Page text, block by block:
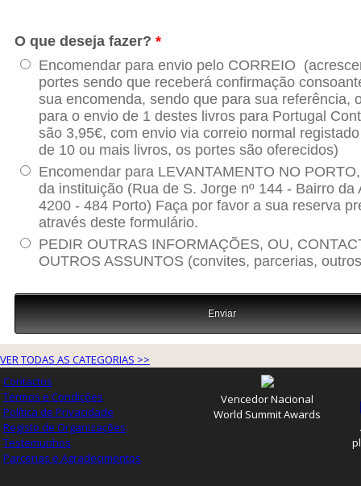
VER TODAS AS CATEGORIAS >>
Contactos
Termos e Condições
Política de Privacidade
Registo de Organizações
Testemunhos
Parcerias e Agradecimentos
Vencedor Nacional
World Summit Awards